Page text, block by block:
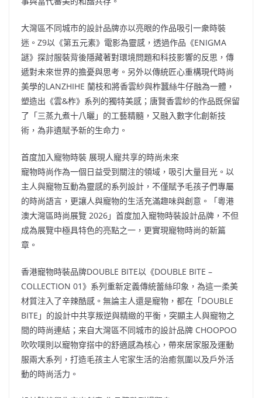
大灣區不同城市的設計品牌亦以亮眼的作品吸引一衆時裝
迷。Z9以《第五元素》電影為靈感，透過作品《ENIGMA
謎》探討服裝背後隱藏著對環境問題和科技影響的反思，傳
遞對未來世界的擔憂與思考。另外以傳統匠心重構現代時尚
美學的LANZHIHE 蘭枝和將香雲紗與柞蠶絲牛仔融為一體，
塑造出《雲&柞》系列的獨特美感；唐賢香雲紗的作品既保留
了「三蒸九煮十八曬」的工藝精髓，又融入數字化創新技
術，為非遺賦予新的生命力。
首度加入寵物時裝 展現人寵共享的時尚未來
寵物時尚作為一個日益受到關注的領域，吸引大量目光。以
主人與寵物互動為靈感的系列設計，不僅賦予毛孩子們專屬
的時尚語言，更讓人與寵物的生活充滿趣味與創意。「粵港
澳大灣區時尚展覽 2026」首度加入寵物時裝設計品牌，不但
成為展覽中極具特色的亮點之一，更實現寵物時尚的新篇
章。
香港寵物時裝品牌DOUBLE BITE以《DOUBLE BITE –
COLLECTION 01》系列重新定義傳統蕾絲印象，為這一柔美
材質注入了辛辣酷感。無論主人還是寵物，都在「DOUBLE
BITE」的設計中共享叛逆與精緻的平衡，突顯主人與寵物之
間的時尚連結；来自大灣區不同城市的設計品牌 CHOOPOO
吹吹噗則以寵物穿搭中的舒適感為核心，帶來居家服及運動
服兩大系列，打造毛孩主人宅家生活的治癒氛圍以及戶外活
動的時尚活力。